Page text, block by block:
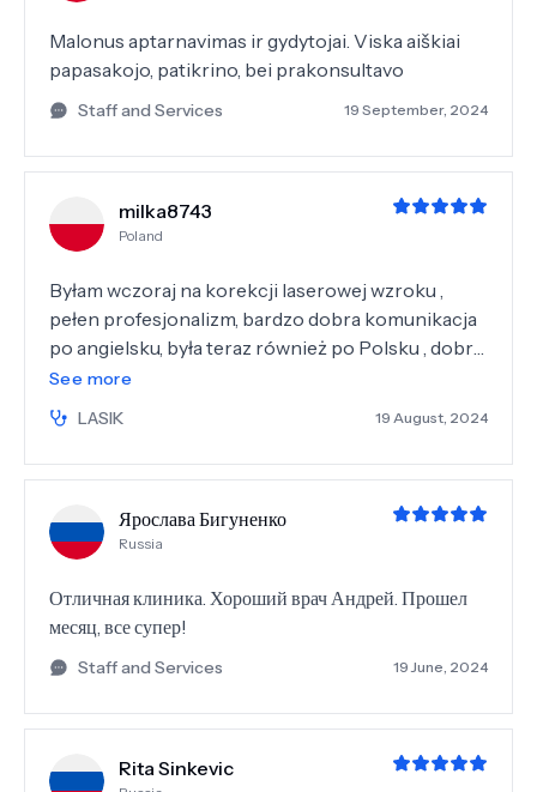
Malonus aptarnavimas ir gydytojai. Viska aiškiai
papasakojo, patikrino, bei prakonsultavo
Staff and Services 19 September, 2024
milka8743
Poland
Byłam wczoraj na korekcji laserowej wzroku ,
pełen profesjonalizm, bardzo dobra komunikacja
po angielsku, była teraz również po Polsku , dobra
komunikacja, dziś czuje się super , widzę
normalnie po 1 dniu Polecam
See more
LASIK
19 August, 2024
Ярослава Бигуненко
Russia
Отличная клиника. Хороший врач Андрей. Прошел
месяц, все супер!
Staff and Services 19 June, 2024
Rita Sinkevic